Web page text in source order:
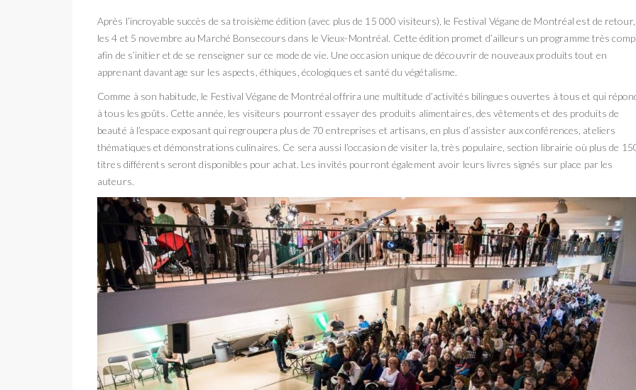
Après l’incroyable succès de sa troisième édition (avec plus de 15 000 visiteurs), le Festival Végane de Montréal est de retour,
les 4 et 5 novembre au Marché Bonsecours dans le Vieux-Montréal. Cette édition promet d’ailleurs un programme très
afin de s’initier et de se renseigner sur ce mode de vie. Une occasion unique de découvrir de nouveaux produits tout en
apprenant davantage sur les aspects, éthiques, écologiques et santé du végétalisme.
Comme à son habitude, le Festival Végane de Montréal offrira une multitude d’activités bilingues ouvertes à tous et qui
à tous les goûts. Cette année, les visiteurs pourront essayer des produits alimentaires, des vêtements et des produits de
beauté à l’espace exposant qui regroupera plus de 70 entreprises et artisans, en plus d’assister aux conférences, ateliers
thématiques et démonstrations culinaires. Ce sera aussi l’occasion de visiter la, très populaire, section librairie où plus de
titres différents seront disponibles pour achat. Les invités pourront également avoir leurs livres signés sur place par les
auteurs.